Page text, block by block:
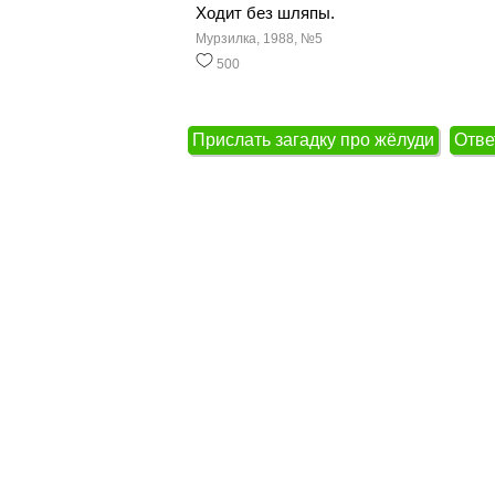
Ходит без шляпы.
Мурзилка, 1988, №5
500
Прислать загадку про жёлуди